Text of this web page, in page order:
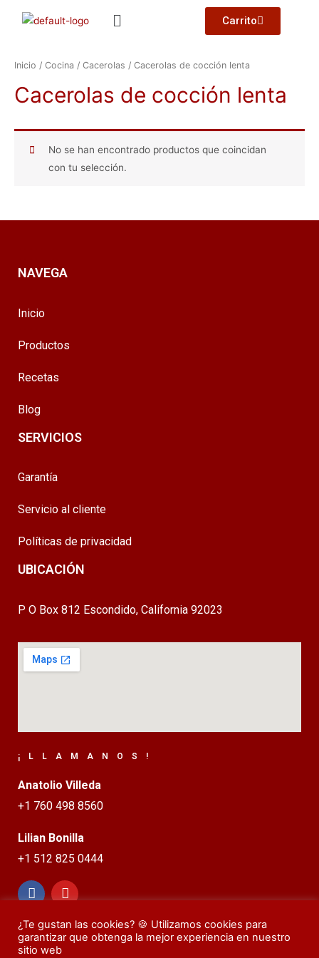
Carrito
Inicio / Cocina / Cacerolas / Cacerolas de cocción lenta
Cacerolas de cocción lenta
No se han encontrado productos que coincidan
con tu selección.
NAVEGA
Inicio
Productos
Recetas
Blog
SERVICIOS
Garantía
Servicio al cliente
Políticas de privacidad
UBICACIÓN
P O Box 812 Escondido, California 92023
¡LLAMANOS!
Anatolio Villeda
+1 760 498 8560
Lilian Bonilla
+1 512 825 0444
¿Te gustan las cookies? 🍪 Utilizamos cookies para
garantizar que obtenga la mejor experiencia en nuestro
sitio web